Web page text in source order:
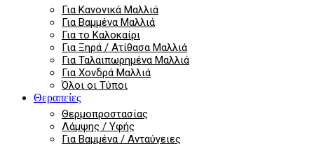
Για Κανονικά Μαλλιά
Για Βαμμένα Μαλλιά
Για το Καλοκαίρι
Για Ξηρά / Ατίθασα Μαλλιά
Για Ταλαιπωρημένα Μαλλιά
Για Χονδρά Μαλλιά
Όλοι οι Τύποι
Θεραπείες
Θερμοπροστασίας
Λάμψης / Υφής
Για Βαμμένα / Ανταύγειες